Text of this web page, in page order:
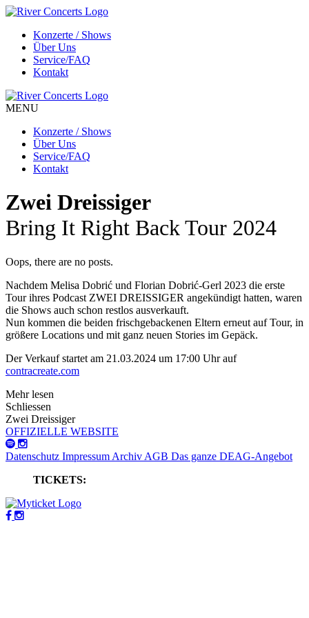
Konzerte / Shows
Über Uns
Service/FAQ
Kontakt
MENU
Konzerte / Shows
Über Uns
Service/FAQ
Kontakt
Zwei Dreissiger
Bring It Right Back Tour 2024
Oops, there are no posts.
Nachdem Melisa Dobrić und Florian Dobrić-Gerl 2023 die erste
Tour ihres Podcast ZWEI DREISSIGER angekündigt hatten, waren
die Shows auch schon restlos ausverkauft.
Nun kommen die beiden frischgebackenen Eltern erneut auf Tour, in
größere Locations und mit ganz neuen Stories im Gepäck.
Der Verkauf startet am 21.03.2024 um 17:00 Uhr auf
contracreate.com
Mehr lesen
Schliessen
Zwei Dreissiger
OFFIZIELLE WEBSITE
Datenschutz Impressum Archiv AGB Das ganze DEAG-Angebot
TICKETS: